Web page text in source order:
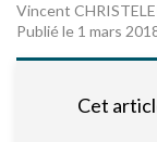
Vincent
Publié le 1 mars
Cet